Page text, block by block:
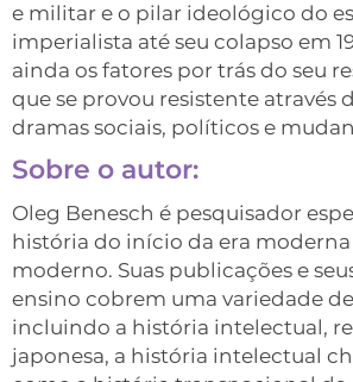
e militar e o pilar ideológico do
imperialista até seu colapso em
ainda os fatores por trás do seu
que se provou resistente através
dramas sociais, políticos e
Sobre o autor:
Oleg Benesch é pesquisador
história do início da era moderna
moderno. Suas publicações e
ensino cobrem uma variedade
incluindo a história intelectual,
japonesa, a história intelectual